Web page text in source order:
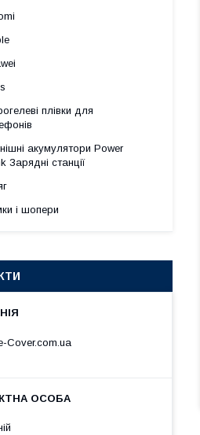
плівки для
акумулятори Power
Зарядні станції
і шопери
Cover.com.ua